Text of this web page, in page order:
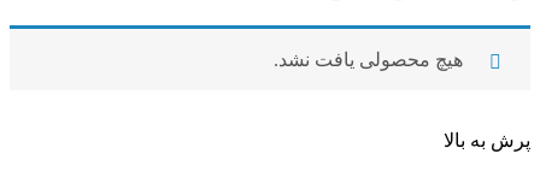
هیچ محصولی یافت نشد.
پرش به بالا